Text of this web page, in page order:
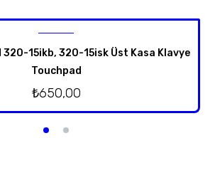
320-15ikb, 320-15isk Üst Kasa Klavye
Touchpad
₺650,00